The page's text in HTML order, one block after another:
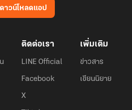
ดาวน์โหลดแอป
ติดต่อเรา
LINE Official
Facebook
X
เพิ่มเติม
ข่าวสาร
เขียนนิยาย